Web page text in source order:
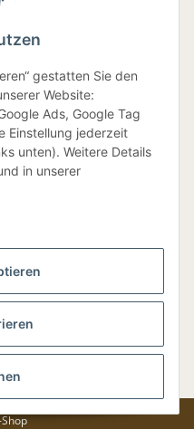
gestatten Sie den
Website:
Ads, Google Tag
Einstellung jederzeit
unten). Weitere Details
in unserer
Versand